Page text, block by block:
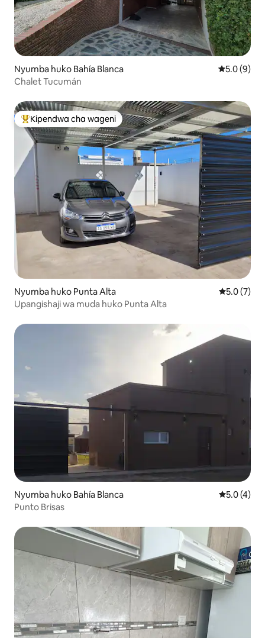
Nyumba huko Bahía Blanca Ukadiriaji
5.0 (9)
Chalet Tucumán
Kipendwa maarufu cha wageni
Kipendwa cha wageni
Nyumba huko Punta Alta Ukadiriaji
5.0 (7)
Upangishaji wa muda huko Punta Alta
Nyumba huko Bahía Blanca Ukadiriaji
5.0 (4)
Punto Brisas